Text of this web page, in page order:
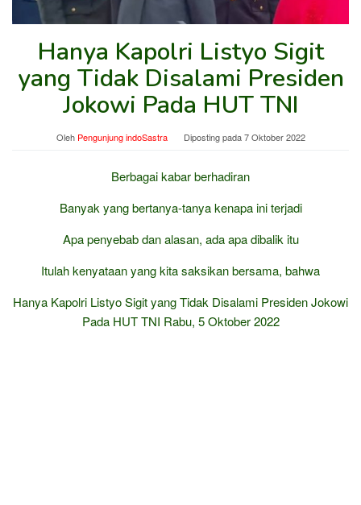
Hanya Kapolri Listyo Sigit
yang Tidak Disalami Presiden
Jokowi Pada HUT TNI
Oleh Pengunjung indoSastra Diposting pada7 Oktober 2022
Berbagai kabar berhadiran
Banyak yang bertanya-tanya kenapa ini terjadi
Apa penyebab dan alasan, ada apa dibalik itu
Itulah kenyataan yang kita saksikan bersama, bahwa
Hanya Kapolri Listyo Sigit yang Tidak Disalami Presiden Jokowi
Pada HUT TNI Rabu, 5 Oktober 2022